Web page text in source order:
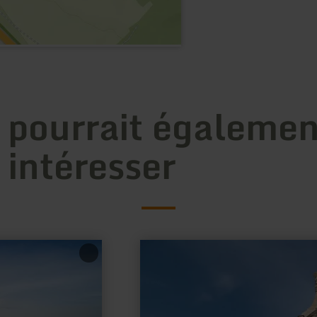
pourrait